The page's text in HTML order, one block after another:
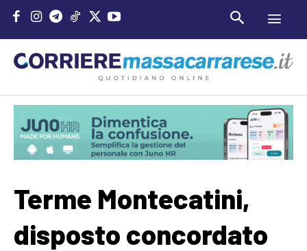
Terme Montecatini,
disposto concordato